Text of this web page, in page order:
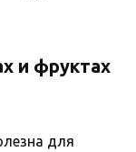
и фруктах
для